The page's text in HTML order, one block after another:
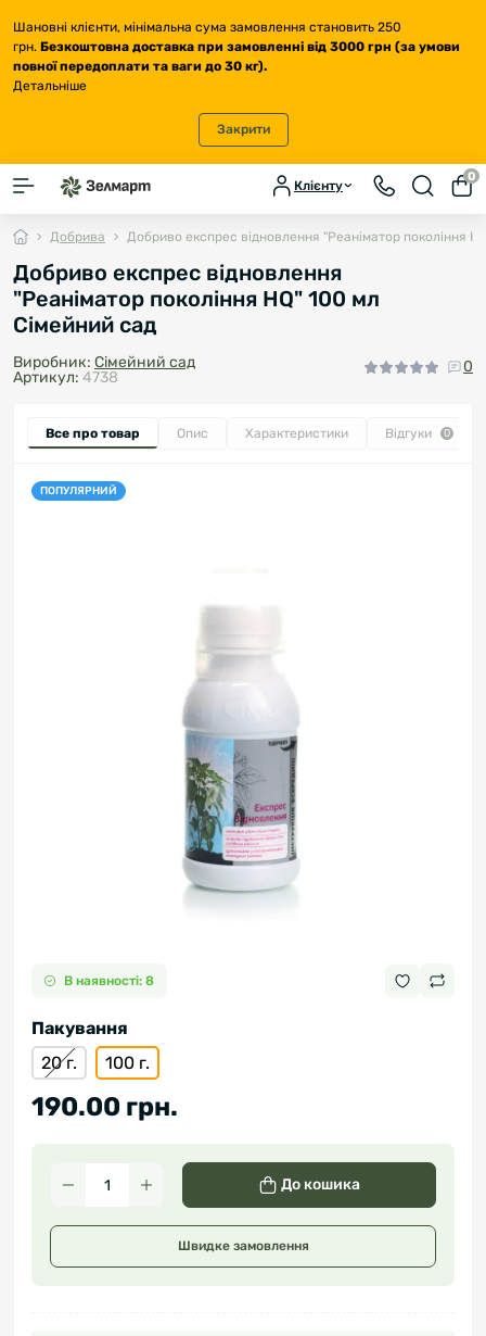
Шановні клієнти, мінімальна сума замовлення становить 250
грн. Безкоштовна доставка при замовленні від 3000 грн (за умови
повної передоплати та ваги до 30 кг).
Детальніше
Закрити
Клієнту
0
Добрива Добриво експрес відновлення "Реаніматор покоління
Добриво експрес відновлення
"Реаніматор покоління HQ" 100 мл
Сімейний сад
Виробник: Сімейний сад
Артикул: 4738
0
Все про товар Опис Характеристики Відгуки 0
ПОПУЛЯРНИЙ
В наявності: 8
Пакування
20 г.
100 г.
190.00 грн.
До кошика
Швидке замовлення